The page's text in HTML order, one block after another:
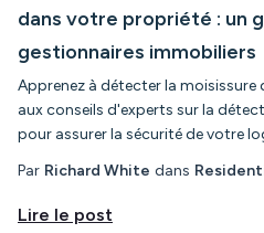
dans votre propriété : un
gestionnaires immobiliers
Apprenez à détecter la
aux conseils d'experts sur la
pour assurer la sécurité de votre
Par Richard White dans
Lire le post